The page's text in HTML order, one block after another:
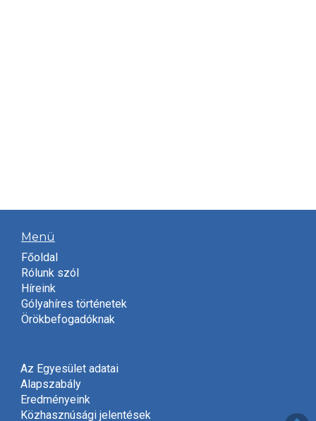
Menü
Főoldal
Rólunk szól
Híreink
Gólyahíres történetek
Örökbefogadóknak
Az Egyesület adatai
Alapszabály
Eredményeink
Közhasznúsági jelentések